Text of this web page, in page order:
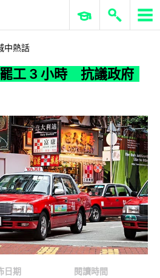
ERP 與商業 AI
中熱話
工 3 小時 抗議政府
日期
閱讀時間